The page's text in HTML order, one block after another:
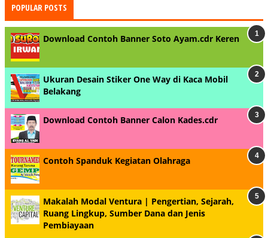
POPULAR POSTS
Download Contoh Banner Soto Ayam.cdr Keren
Ukuran Desain Stiker One Way di Kaca Mobil
Belakang
Download Contoh Banner Calon Kades.cdr
Contoh Spanduk Kegiatan Olahraga
Makalah Modal Ventura | Pengertian, Sejarah,
Ruang Lingkup, Sumber Dana dan Jenis
Pembiayaan